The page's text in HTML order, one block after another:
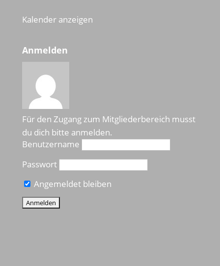
Kalender anzeigen
Anmelden
Für den Zugang zum Mitgliederbereich musst
du dich bitte anmelden.
Benutzername
Passwort
Angemeldet bleiben